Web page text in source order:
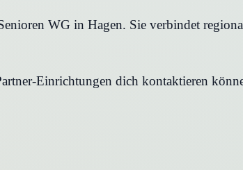
WG in Hagen. Sie verbindet
Einrichtungen dich kontaktieren